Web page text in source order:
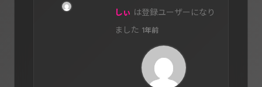
しぃ は登録ユーザーになり
ました 1年前